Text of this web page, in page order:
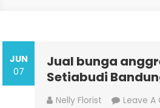
JUN
07
Jual bunga
Setiabudi
Nelly Florist Leave